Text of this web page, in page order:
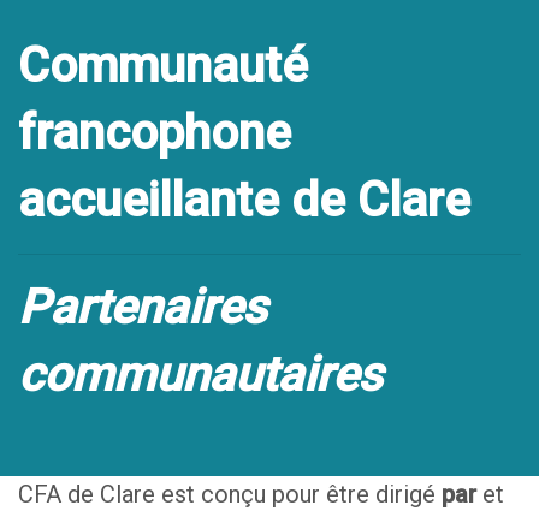
Communauté
francophone
accueillante de Clare
Partenaires
communautaires
CFA de Clare est conçu pour être dirigé paret